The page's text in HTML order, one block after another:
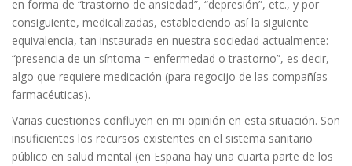
en forma de “trastorno de ansiedad”, “depresión”, etc., y por
consiguiente, medicalizadas, estableciendo así la siguiente
equivalencia, tan instaurada en nuestra sociedad actualmente:
“presencia de un síntoma = enfermedad o trastorno”, es decir,
algo que requiere medicación (para regocijo de las compañías
farmacéuticas).
Varias cuestiones confluyen en mi opinión en esta situación. Son
insuficientes los recursos existentes en el sistema sanitario
público en salud mental (en España hay una cuarta parte de los